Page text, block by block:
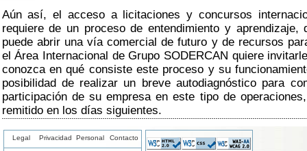
Aún así, el acceso a licitaciones y concursos
requiere de un proceso de entendimiento y aprendizaje,
puede abrir una vía comercial de futuro y de recursos
el Área Internacional de Grupo SODERCAN quiere
conozca en qué consiste este proceso y su
posibilidad de realizar un breve autodiagnóstico para
participación de su empresa en este tipo de
remitido en los días siguientes.
Legal Privacidad Personal Contacto